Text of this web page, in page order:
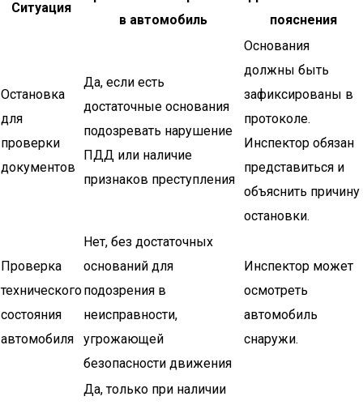
Ситуация
в автомобиль
пояснения
Остановка
для
проверки
документов
Да, если есть
достаточные основания
подозревать нарушение
ПДД или наличие
признаков преступления
Основания
должны быть
зафиксированы в
протоколе.
Инспектор обязан
представиться и
объяснить причину
остановки.
Проверка
технического
состояния
автомобиля
Нет, без достаточных
оснований для
подозрения в
неисправности,
угрожающей
безопасности движения
Инспектор может
осмотреть
автомобиль
снаружи.
Да, только при наличии